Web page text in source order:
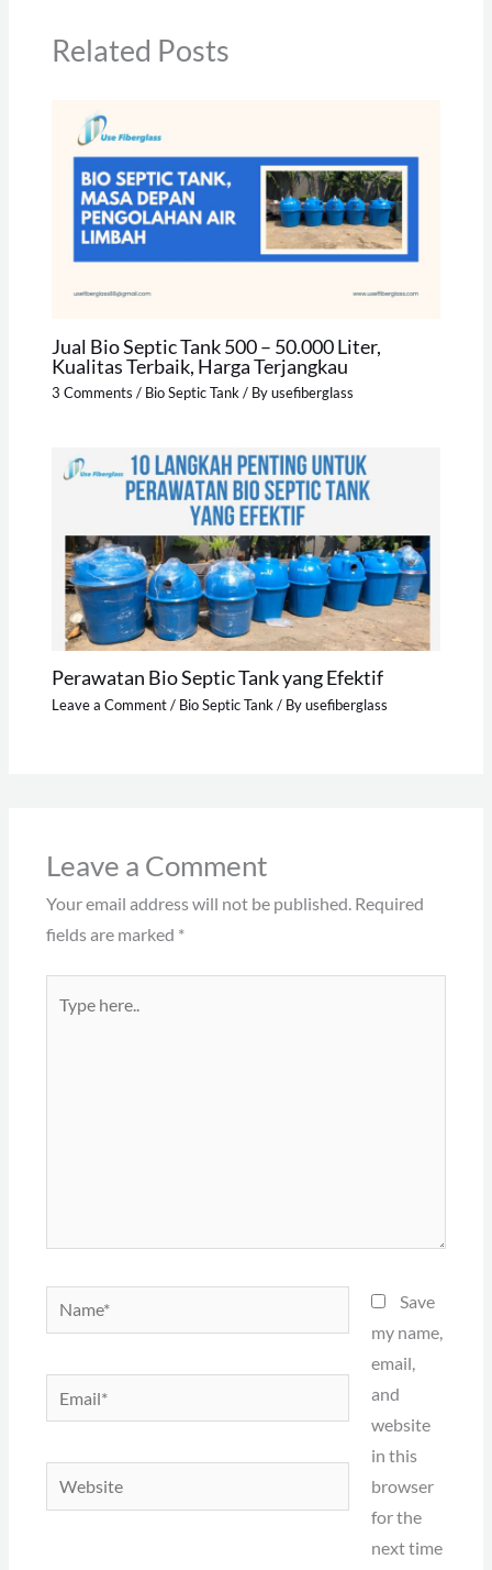
Related Posts
Jual Bio Septic Tank 500 – 50.000 Liter,
Kualitas Terbaik, Harga Terjangkau
3 Comments / Bio Septic Tank/ Byusefiberglass
Perawatan Bio Septic Tank yang Efektif
Leave a Comment/ Bio Septic Tank/ Byusefiberglass
Leave a Comment
Your email address will not be published. Required
fields are marked *
here..
Name*
Email*
Website
Save
my name,
email,
and
website
in this
browser
for the
next time